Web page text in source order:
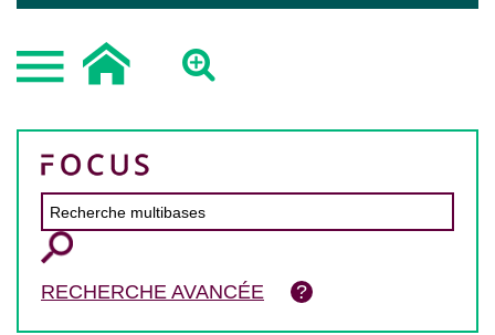
RECHERCHE AVANCÉE